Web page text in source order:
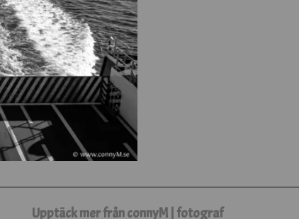
Upptäck mer från connyM | fotograf